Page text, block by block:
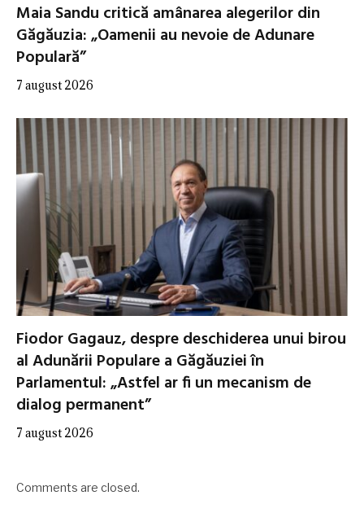
Maia Sandu critică amânarea alegerilor din
Găgăuzia: „Oamenii au nevoie de Adunare
Populară”
7 august 2026
Fiodor Gagauz, despre deschiderea unui birou
al Adunării Populare a Găgăuziei în
Parlamentul: „Astfel ar fi un mecanism de
dialog permanent”
7 august 2026
Comments are closed.